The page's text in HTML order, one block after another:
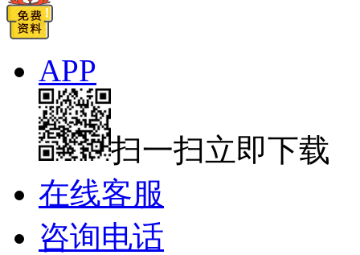
APP
扫一扫立即下载
在线客服
咨询电话